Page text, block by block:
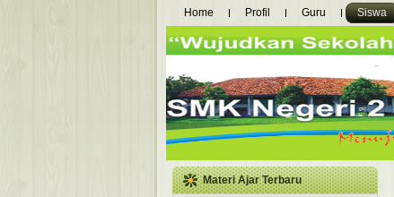
Home Profil Guru Siswa
Materi Ajar Terbaru